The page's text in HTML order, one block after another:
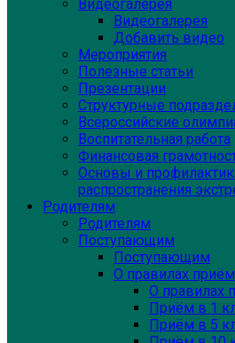
Видеогалерея
Видеогалерея
Добавить видео
Мероприятия
Полезные статьи
Презентации
Структурные
Всероссийские
Воспитательная работа
Финансовая
Основы и
распространения
Родителям
Родителям
Поступающим
Поступающим
О правилах
О правилах
Приём в 1
Приём в 5